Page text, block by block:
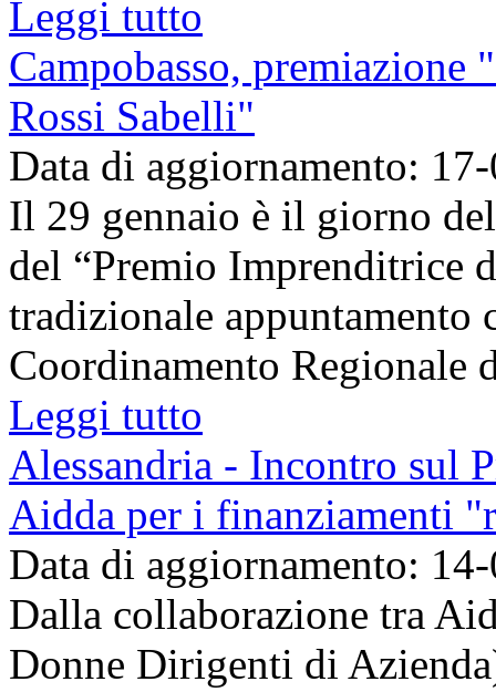
Leggi tutto
Campobasso,
Rossi Sabelli"
Data di aggiornamento:
Il 29 gennaio è il giorno
del “Premio Imprenditrice
tradizionale
Coordinamento Regionale
Leggi tutto
Alessandria - Incontro sul
Aidda per i finanziamenti
Data di aggiornamento:
Dalla collaborazione tra
Donne Dirigenti di